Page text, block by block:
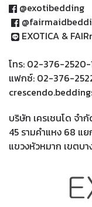
@exotibedding
EXOTICA &
โทร: 02-376-2520-
แฟกซ์: 02-376-
บริษัท เครเชนโด จำ
45 รามคำแหง 68 แ
แขวงหัวหมาก เขตบ